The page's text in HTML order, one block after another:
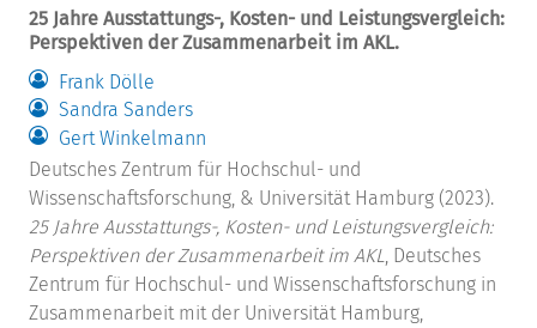
25 Jahre Ausstattungs-, Kosten- und Leistungsvergleich:
Perspektiven der Zusammenarbeit im AKL.
Frank Dölle
Sandra Sanders
Gert Winkelmann
Deutsches Zentrum für Hochschul- und
Wissenschaftsforschung, & Universität Hamburg (2023).
25 Jahre Ausstattungs-, Kosten- und Leistungsvergleich:
Perspektiven der Zusammenarbeit im AKL, Deutsches
Zentrum für Hochschul- und Wissenschaftsforschung in
Zusammenarbeit mit der Universität Hamburg,